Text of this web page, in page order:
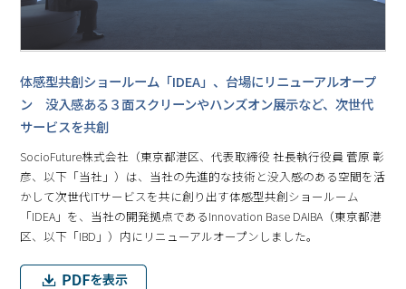
体感型共創ショールーム「IDEA」、台場にリニューアルオープ
ン 没入感ある３面スクリーンやハンズオン展示など、次世代
サービスを共創
SocioFuture株式会社（東京都港区、代表取締役 社長執行役員 菅原 彰
彦、以下「当社」）は、当社の先進的な技術と没入感のある空間を活
かして次世代ITサービスを共に創り出す体感型共創ショールーム
「IDEA」を、当社の開発拠点であるInnovation Base DAIBA（東京都港
区、以下「IBD」）内にリニューアルオープンしました。